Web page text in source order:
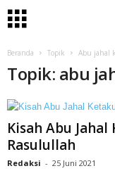
Beranda Topik Abu jahal
Topik: abu
Kisah Abu
Rasulullah
Redaksi - 25 Juni 2021